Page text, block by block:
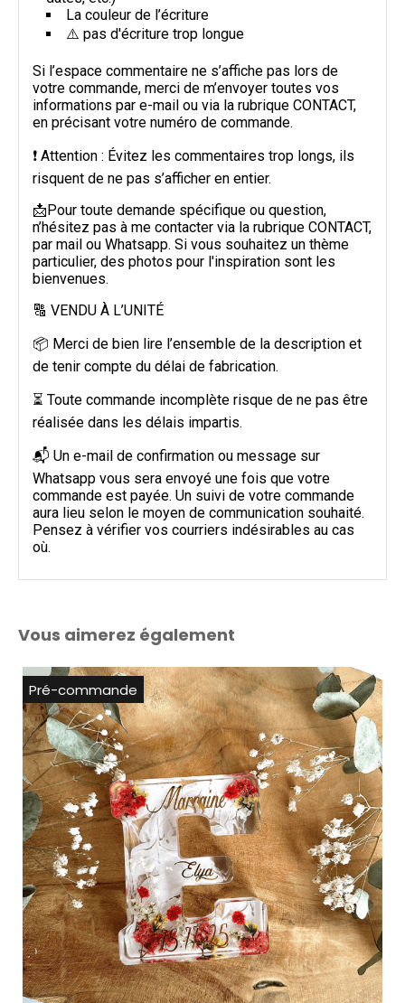
La couleur de l’écriture
⚠️ pas d'écriture trop longue
Si l’espace commentaire ne s’affiche pas lors de
votre commande, merci de m’envoyer toutes vos
informations par e-mail ou via la rubrique CONTACT,
en précisant votre numéro de commande.
❗ Attention : Évitez les commentaires trop longs, ils
risquent de ne pas s’afficher en entier.
📩Pour toute demande spécifique ou question,
n’hésitez pas à me contacter via la rubrique CONTACT,
par mail ou Whatsapp. Si vous souhaitez un thème
particulier, des photos pour l'inspiration sont les
bienvenues.
🔠 VENDU À L’UNITÉ
📦 Merci de bien lire l’ensemble de la description et
de tenir compte du délai de fabrication.
⏳ Toute commande incomplète risque de ne pas être
réalisée dans les délais impartis.
📬 Un e-mail de confirmation ou message sur
Whatsapp vous sera envoyé une fois que votre
commande est payée. Un suivi de votre commande
aura lieu selon le moyen de communication souhaité.
Pensez à vérifier vos courriers indésirables au cas
où.
Vous aimerez également
Pré-commande